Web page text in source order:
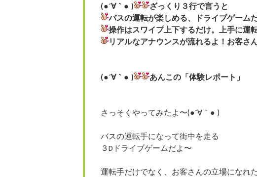
(●´∀｀● )
ざっくり３行で言うと
バスの運転が楽しめる、ドライブゲーム
操作はスワイプ上下するだけ。上手に運
リアルなアナウンスが流れるよ！お客さ
(●´∀｀● ) あんこの「体験レポート」
さっそくやってみたよ〜(●´∀｀● )
バスの運転手になって街中を走る
３Dドライブゲームだよ〜
運転手だけでなく、お客さんの立場になれた